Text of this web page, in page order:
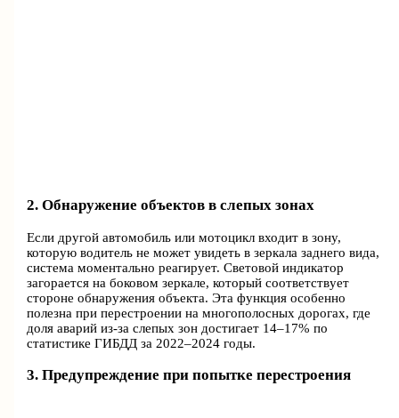
2. Обнаружение объектов в слепых зонах
Если другой автомобиль или мотоцикл входит в зону,
которую водитель не может увидеть в зеркала заднего вида,
система моментально реагирует. Световой индикатор
загорается на боковом зеркале, который соответствует
стороне обнаружения объекта. Эта функция особенно
полезна при перестроении на многополосных дорогах, где
доля аварий из-за слепых зон достигает 14–17% по
статистике ГИБДД за 2022–2024 годы.
3. Предупреждение при попытке перестроения